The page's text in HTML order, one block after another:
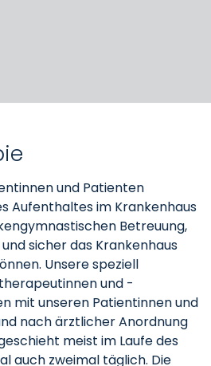
und Patienten
Aufenthaltes im Krankenhaus
Betreuung,
sicher das Krankenhaus
Unsere speziell
und -
mit unseren Patientinnen und
nach ärztlicher Anordnung
meist im Laufe des
auch zweimal täglich. Die